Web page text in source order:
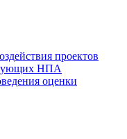
проектов
НПА
оценки